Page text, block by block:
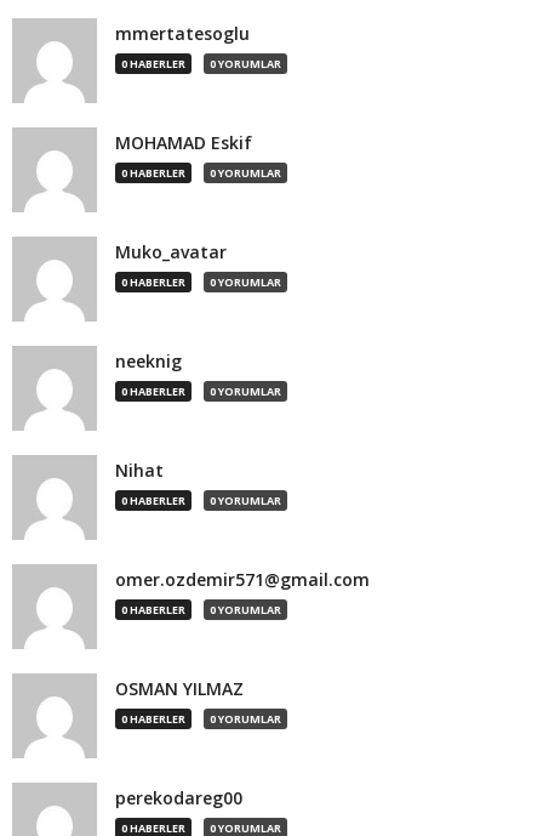
mmertatesoglu
0 HABERLER 0 YORUMLAR
MOHAMAD Eskif
0 HABERLER 0 YORUMLAR
Muko_avatar
0 HABERLER 0 YORUMLAR
neeknig
0 HABERLER 0 YORUMLAR
Nihat
0 HABERLER 0 YORUMLAR
omer.ozdemir571@gmail.com
0 HABERLER 0 YORUMLAR
OSMAN YILMAZ
0 HABERLER 0 YORUMLAR
perekodareg00
0 HABERLER 0 YORUMLAR